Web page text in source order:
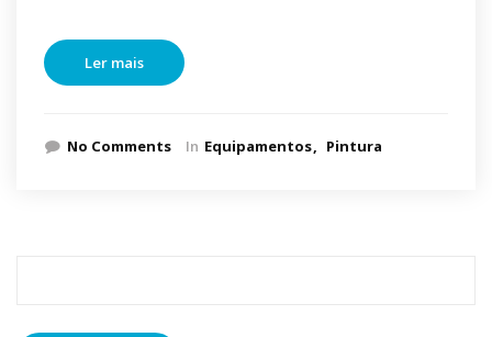
Ler mais
No Comments In Equipamentos Pintura